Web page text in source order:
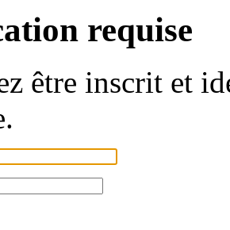
requise
être inscrit et